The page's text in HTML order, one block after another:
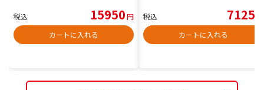
税込 15950円
カートに入れる
税込 7125
カートに入れる